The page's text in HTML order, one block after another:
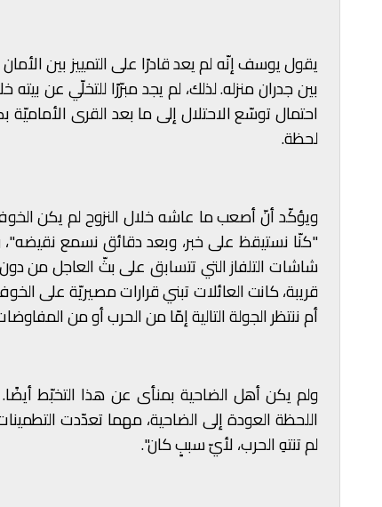
يقول يوسف إنّه لم يعد قادرًا على التمييز بين
بين جدران منزله. لذلك، لم يجد مبرّرًا للتخلّي عن
احتمال توسّع الاحتلال إلى ما بعد القرى
لحظة.
ويؤكّد أنّ أصعب ما عاشه خلال النزوح لم يكن
"كنّا نستيقظ على خبر، وبعد دقائق نسمع
شاشات التلفاز التي تتسابق على بثّ العاجل من
قريبة، كانت العائلات تبني قرارات مصيريّة
أم ننتظر الجولة التالية إمّا من الحرب أو من
ولم يكن أهل الضاحية بمنأى عن هذا التخبّط أيضًا.
اللحظة العودة إلى الضاحية، مهما تعدّدت
لم تنتهِ الحرب، لأيّ سببٍ كان".